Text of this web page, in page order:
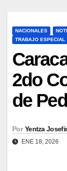
NACIONALES
TRABAJO ESPECIAL
2do
de
Por Yentza
ENE 18, 2026